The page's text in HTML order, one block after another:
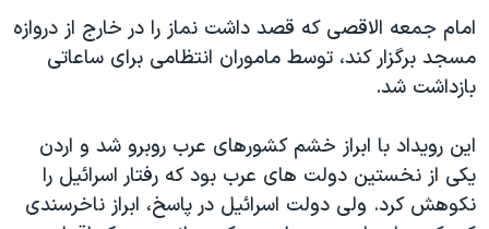
امام جمعه الاقصی که قصد داشت نماز را در خارج از دروازه
مسجد برگزار کند، توسط ماموران انتظامی برای ساعاتی
بازداشت شد.
این رویداد با ابراز خشم کشورهای عرب روبرو شد و اردن
یکی از نخستین دولت های عرب بود که رفتار اسرائیل را
نکوهش کرد. ولی دولت اسرائیل در پاسخ، ابراز ناخرسندی